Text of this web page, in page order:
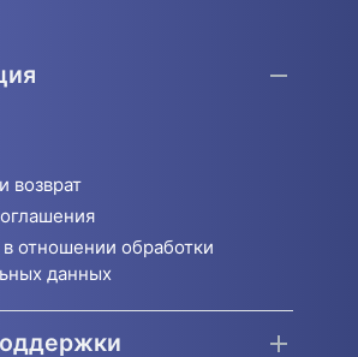
возврат
отношении обработки
данных